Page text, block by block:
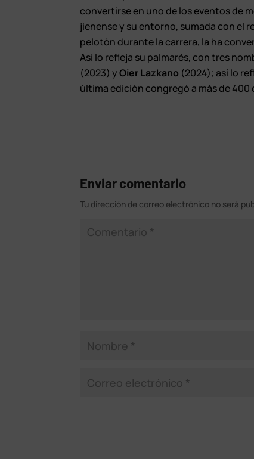
convertirse en uno de los eventos de
jienense y su entorno, sumada con el
pelotón durante la carrera, la ha
Así lo refleja su palmarés, con tres
(2023) yOier Lazkano (2024); así lo
última edición congregó a más de
Enviar comentario
Tu dirección de correo electrónico no será